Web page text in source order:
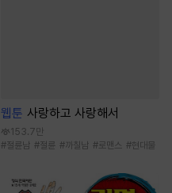
웹툰 사랑하고 사랑해서
153.7만
#절륜남 #절륜 #까칠남 #로맨스 #현대물